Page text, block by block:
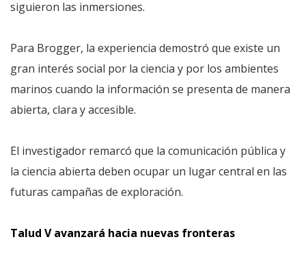
siguieron las inmersiones.
Para Brogger, la experiencia demostró que existe un
gran interés social por la ciencia y por los ambientes
marinos cuando la información se presenta de manera
abierta, clara y accesible.
El investigador remarcó que la comunicación pública y
la ciencia abierta deben ocupar un lugar central en las
futuras campañas de exploración.
Talud V avanzará hacia nuevas fronteras